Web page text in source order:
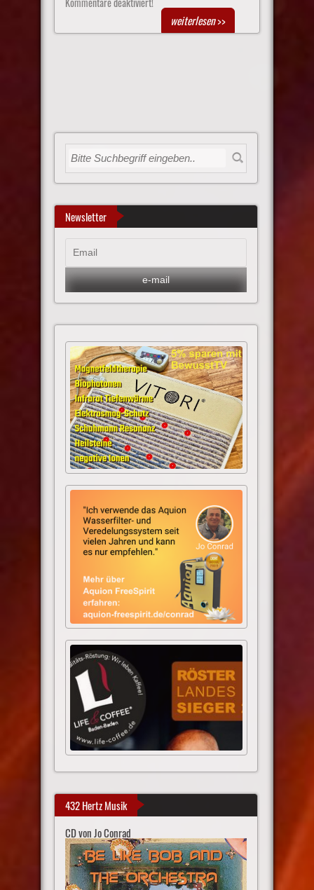
weiterlesen>>
Newsletter
432 Hertz Musik
CD von Jo Conrad